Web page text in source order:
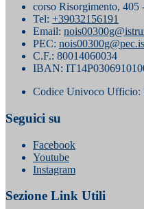
corso Risorgimento,
Tel: +39032156191
Email:
PEC:
C.F.: 80014060034
IBAN:
Codice Univoco Ufficio:
Seguici su
Facebook
Youtube
Instagram
Sezione Link Utili